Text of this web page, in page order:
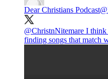
Dear Christians Podcast
@ChristnNitemare I think
finding songs that match